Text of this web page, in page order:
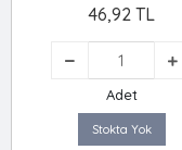
46,92 TL
Adet
Stokta Yok